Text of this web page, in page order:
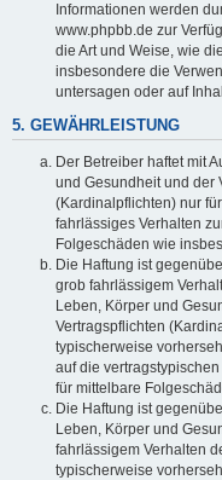
Informationen werden
www.phpbb.de zur
die Art und Weise, wie
insbesondere die
untersagen oder auf
5. GEWÄHRLEISTUNG
Der Betreiber haftet mit
und Gesundheit und der
(Kardinalpflichten) nur
fahrlässiges Verhalten
Folgeschäden wie
Die Haftung ist
grob fahrlässigem
Leben, Körper und
Vertragspflichten
typischerweise
auf die
für mittelbare
Die Haftung ist
Leben, Körper und
fahrlässigem Verhalten
typischerweise